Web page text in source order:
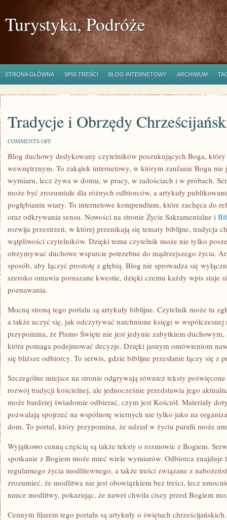
Turystyka, Podróże
STRONA GŁÓWNA SPIS TREŚCI BLOG INTERNETOWY ARCHIWUM
Tradycje i Obrzędy
COMMENTS OFFON
I
OBRZĘDY
CHRZEŚCIJAŃSKIE
Blog duchowy dedykowany czytelników poszukujących Boga, który
wewnętrznym. To zakątek internetowy, w którym zaufanie Bogu nie
wymiaru, lecz żywa w domu, w pracy, w radościach i w próbach.
może być zrozumiałe dla różnych odbiorców, a artykuły
pogłębianiu wiary. To internetowe kompendium, które zachęca do
oraz odkrywania sensu. Nowości na stronie Życie Sakramentalne i
rozwija przestrzeń, w której przenikają się tematy biblijne, tradycja
wątpliwości czytelników. Dzięki temu czytelnik może nie tylko
otrzymywać duchowe wsparcie potrzebne do mądrzejszego życia.
sposób, aby łączyć prostotę z głębią. Blog nie sprowadza się
szeroko omawia poruszane kwestie, dzięki czemu każdy wpis staje
poznawania.
Mocną stroną tego portalu są artykuły biblijne. Czytelnik może tu
a także uczyć się, jak odczytywać natchnione księgi w
przypomina, że Pismo Święte nie jest jedynie zabytkiem
która pomaga podejmować decyzje. Dzięki jasnym omówieniom
się bliższe odbiorcy. To serwis, gdzie biblijne przesłanie łączy się z
Szczególne miejsce na stronie odgrywają również teksty
rozwój tradycji kościelnej, ale jednocześnie przedstawia jego
może bardziej świadomie odbierać, czym jest Kościół. Materiały
pozwalają spojrzeć na wspólnotę wiernych nie tylko jako na
dom. To portal, który przypomina, że udział w życiu parafii może
Wyjątkowo cenną częścią są także teksty o rozmowie z Bogiem.
spotkanie z Bogiem może mieć wiele wymiarów. Odbiorca znajduje
regularnego życia modlitewnego, a także treści związane z
zrozumieć, że modlitwa nie jest obowiązkiem bez treści, lecz
nauce modlitwy, pokazując, że nawet chwila ciszy przed Bogiem
Cennym filarem tego portalu są artykuły o świętach